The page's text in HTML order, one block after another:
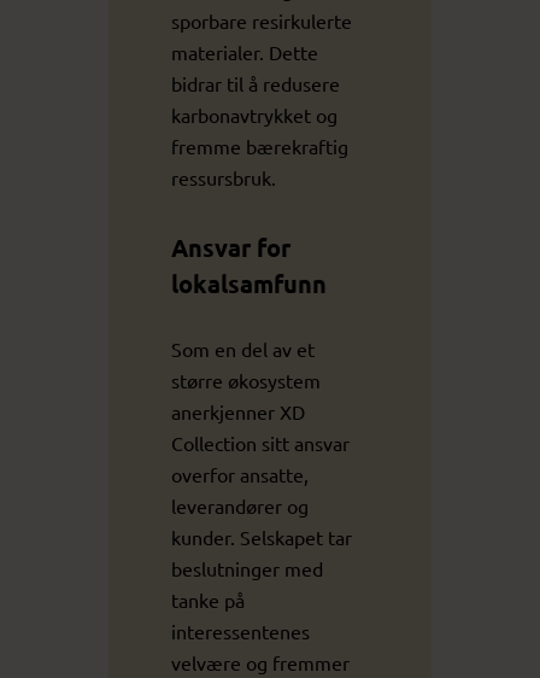
sporbare resirkulerte
materialer. Dette
bidrar til å redusere
karbonavtrykket og
fremme bærekraftig
ressursbruk.
Ansvar for
lokalsamfunn
Som en del av et
større økosystem
anerkjenner XD
Collection sitt ansvar
overfor ansatte,
leverandører og
kunder. Selskapet tar
beslutninger med
tanke på
interessentenes
velvære og fremmer